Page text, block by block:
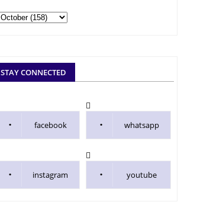
STAY CONNECTED
facebook whatsapp
instagram youtube